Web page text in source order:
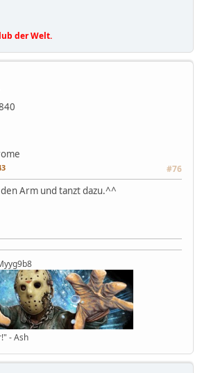
der Welt.
#76
Arm und tanzt dazu.^^
- Ash